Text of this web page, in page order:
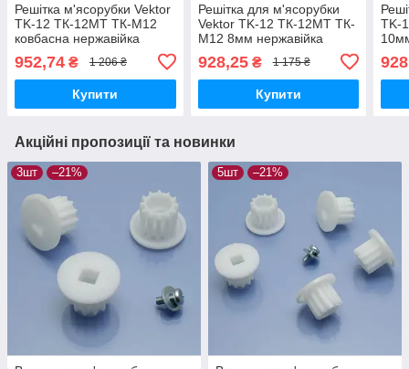
Решітка м'ясорубки Vektor
TK-12 ТК-12MT ТК-М12
ковбасна нержавійка
952,74 ₴ 1 206 ₴
Купити
Решітка для м'ясорубки
Vektor TK-12 ТК-12MT ТК-
М12 8мм нержавійка
928,25₴ 1 175 ₴
Купити
TK-
Акційні пропозиції та новинки
3шт –21% 5шт –21%